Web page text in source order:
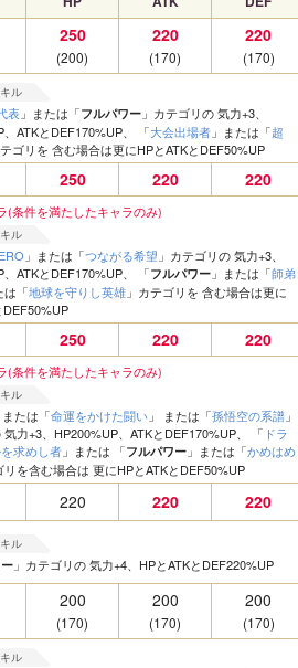
250
(200)
220
(170)
220
(170)
ル
表 」または「フルパワー 」カテゴリの 気力+3、
、ATKとDEF170%UP、 「大会出場者 」または「超
テゴリを 含む場合は更にHPとATKとDEF50%UP
250 220 220
(条件を満たしたキャラのみ)
ル
」または「つながる希望 」カテゴリの 気力+3、
、ATKとDEF170%UP、 「フルパワー 」または「師弟
は「地球を守りし英雄 」カテゴリを 含む場合は更に
DEF50%UP
250 220 220
(条件を満たしたキャラのみ)
ル
または「命運をかけた闘い 」 または「孫悟空の系譜 」
気力+3、HP200%UP、ATKとDEF170%UP、 「 ドラ
求めし者 」または 「フルパワー 」または「かめはめ
リを含む場合は 更にHPとATKとDEF50%UP
220 220 220
ル
」カテゴリの 気力+4、HPとATKとDEF220%UP
200
(170)
200
(170)
200
(170)
ル